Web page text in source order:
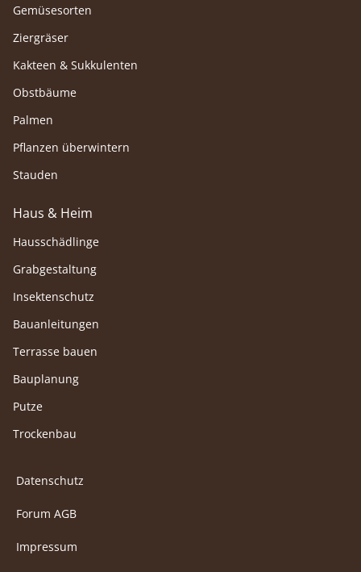
Gemüsesorten
Ziergräser
Kakteen & Sukkulenten
Obstbäume
Palmen
Pflanzen überwintern
Stauden
Haus & Heim
Hausschädlinge
Grabgestaltung
Insektenschutz
Bauanleitungen
Terrasse bauen
Bauplanung
Putze
Trockenbau
Datenschutz
Forum AGB
Impressum